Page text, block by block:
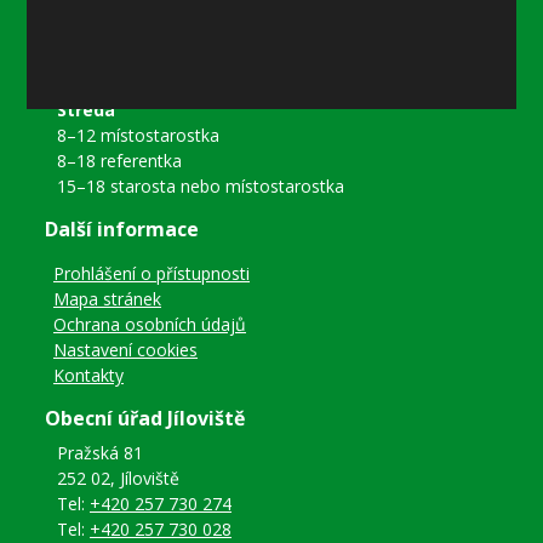
Středa
8–12 místostarostka
8–18 referentka
15–18 starosta nebo místostarostka
Další informace
Prohlášení o přístupnosti
Mapa stránek
Ochrana osobních údajů
Nastavení cookies
Kontakty
Obecní úřad Jíloviště
Pražská 81
252 02, Jíloviště
Tel: +420 257 730 274
Tel: +420 257 730 028